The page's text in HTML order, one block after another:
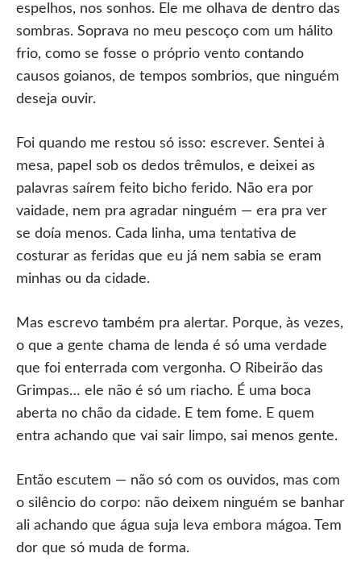
espelhos, nos sonhos. Ele me olhava de dentro das
sombras. Soprava no meu pescoço com um hálito
frio, como se fosse o próprio vento contando
causos goianos, de tempos sombrios, que ninguém
deseja ouvir.
Foi quando me restou só isso: escrever. Sentei à
mesa, papel sob os dedos trêmulos, e deixei as
palavras saírem feito bicho ferido. Não era por
vaidade, nem pra agradar ninguém — era pra ver
se doía menos. Cada linha, uma tentativa de
costurar as feridas que eu já nem sabia se eram
minhas ou da cidade.
Mas escrevo também pra alertar. Porque, às vezes,
o que a gente chama de lenda é só uma verdade
que foi enterrada com vergonha. O Ribeirão das
Grimpas… ele não é só um riacho. É uma boca
aberta no chão da cidade. E tem fome. E quem
entra achando que vai sair limpo, sai menos gente.
Então escutem — não só com os ouvidos, mas com
o silêncio do corpo: não deixem ninguém se banhar
ali achando que água suja leva embora mágoa. Tem
dor que só muda de forma.